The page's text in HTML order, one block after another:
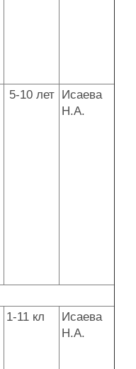
5-10 лет
Исаева
Н.А.
1-11 кл
Исаева
Н.А.